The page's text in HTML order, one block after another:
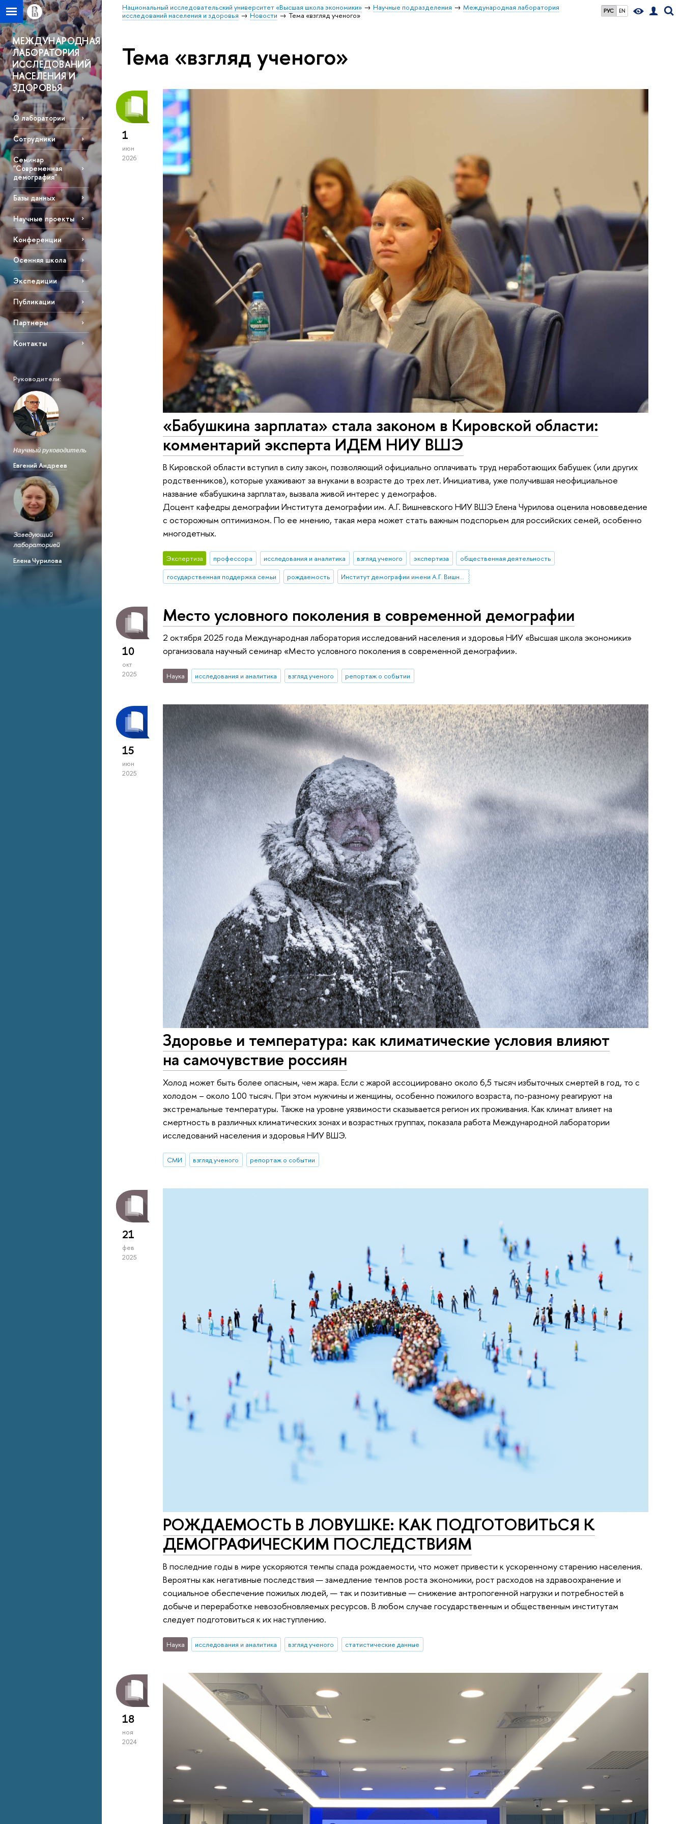
РУС EN
Национальный исследовательский университет «Высшая школа экономики» Научные подразделения
Международная лаборатория
исследований населения и здоровья
Новости Тема «взгляд ученого»
МЕЖДУНАРОДНАЯ
ЛАБОРАТОРИЯ
ИССЛЕДОВАНИЙ
НАСЕЛЕНИЯ И
ЗДОРОВЬЯ
О лаборатории
Сотрудники
Семинар
"Современная
демография"
Базы данных
Научные проекты
Конференции
Осенняя школа
Экспедиции
Публикации
Партнеры
Контакты
Руководители:
Научный руководитель
Евгений Андреев
Заведующий
лабораторией
Елена Чурилова
Тема «взгляд ученого»
1
июн
2026
«Бабушкина зарплата» стала законом в Кировской области:
комментарий эксперта ИДЕМ НИУ ВШЭ
В Кировской области вступил в силу закон, позволяющий официально оплачивать труд неработающих бабушек (или других
родственников), которые ухаживают за внуками в возрасте до трех лет. Инициатива, уже получившая неофициальное
название «бабушкина зарплата», вызвала живой интерес у демографов.
Доцент кафедры демографии Института демографии им. А.Г. Вишневского НИУ ВШЭ Елена Чурилова оценила нововведение
с осторожным оптимизмом. По ее мнению, такая мера может стать важным подспорьем для российских семей, особенно
многодетных.
Экспертиза профессора исследования и аналитика взгляд ученого экспертиза
общественная деятельность
государственная поддержка семьи
рождаемость Институт демографии имени А.Г. Вишневского
10
окт
2025
Место условного поколения в современной демографии
2 октября 2025 года Международная лаборатория исследований населения и здоровья НИУ «Высшая школа экономики»
организовала научный семинар «Место условного поколения в современной демографии».
Наука исследования и аналитика взгляд ученого репортаж о событии
15
июн
2025
Здоровье и температура: как климатические условия влияют
на самочувствие россиян
Холод может быть более опасным, чем жара. Если с жарой ассоциировано около 6,5 тысяч избыточных смертей в год, то с
холодом – около 100 тысяч. При этом мужчины и женщины, особенно пожилого возраста, по-разному реагируют на
экстремальные температуры. Также на уровне уязвимости сказывается регион их проживания. Как климат влияет на
смертность в различных климатических зонах и возрастных группах, показала работа Международной лаборатории
исследований населения и здоровья НИУ ВШЭ.
СМИ взгляд ученого репортаж о событии
21
фев
2025
РОЖДАЕМОСТЬ В ЛОВУШКЕ: КАК ПОДГОТОВИТЬСЯ К
ДЕМОГРАФИЧЕСКИМ ПОСЛЕДСТВИЯМ
В последние годы в мире ускоряются темпы спада рождаемости, что может привести к ускоренному старению населения.
Вероятны как негативные последствия — замедление темпов роста экономики, рост расходов на здравоохранение и
социальное обеспечение пожилых людей, — так и позитивные — снижение антропогенной нагрузки и потребностей в
добыче и переработке невозобновляемых ресурсов. В любом случае государственным и общественным институтам
следует подготовиться к их наступлению.
Наука исследования и аналитика взгляд ученого статистические данные
18
ноя
2024